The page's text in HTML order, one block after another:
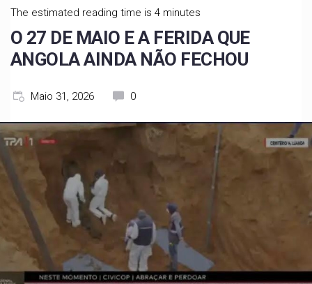
The estimated reading time is 4 minutes
O 27 DE MAIO E A FERIDA QUE
ANGOLA AINDA NÃO FECHOU
Maio 31, 2026 0